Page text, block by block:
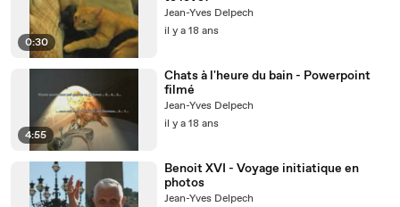
0:30
Jean-Yves Delpech
il y a 18 ans
4:55
Chats à l'heure du bain - Powerpoint
filmé
Jean-Yves Delpech
il y a 18 ans
Benoit XVI - Voyage initiatique en
photos
Jean-Yves Delpech